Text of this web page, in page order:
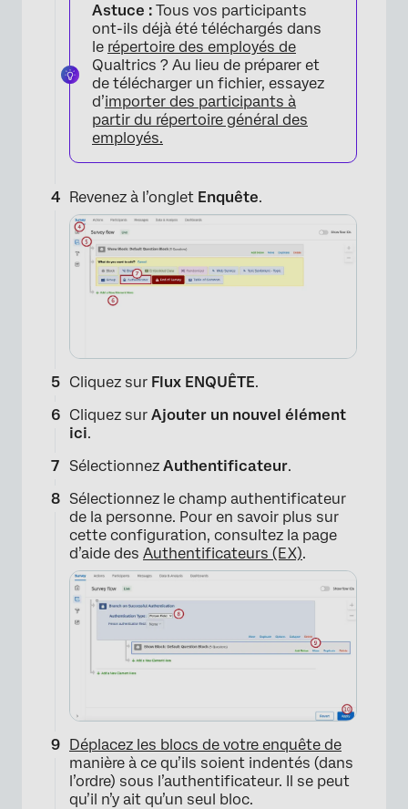
×
Astuce : Tous vos participants
ont-ils déjà été téléchargés dans
le répertoire des employés de
Qualtrics ? Au lieu de préparer et
de télécharger un fichier, essayez
d’importer des participants à
partir du répertoire général des
employés.
Revenez à l’onglet Enquête.
Cliquez sur Flux ENQUÊTE.
Cliquez sur Ajouter un nouvel élément
ici.
Sélectionnez Authentificateur.
Sélectionnez le champ authentificateur
de la personne. Pour en savoir plus sur
cette configuration, consultez la page
d’aide des Authentificateurs (EX).
Déplacez les blocs de votre enquête de
manière à ce qu’ils soient indentés (dans
l’ordre) sous l’authentificateur. Il se peut
qu’il n’y ait qu’un seul bloc.